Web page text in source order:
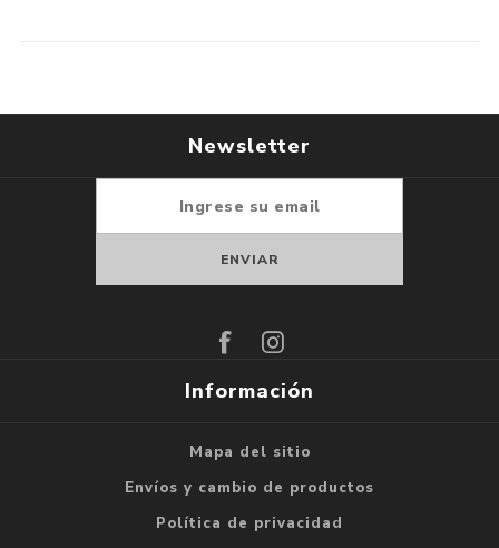
Newsletter
Información
Mapa del sitio
Envíos y cambio de productos
Política de privacidad